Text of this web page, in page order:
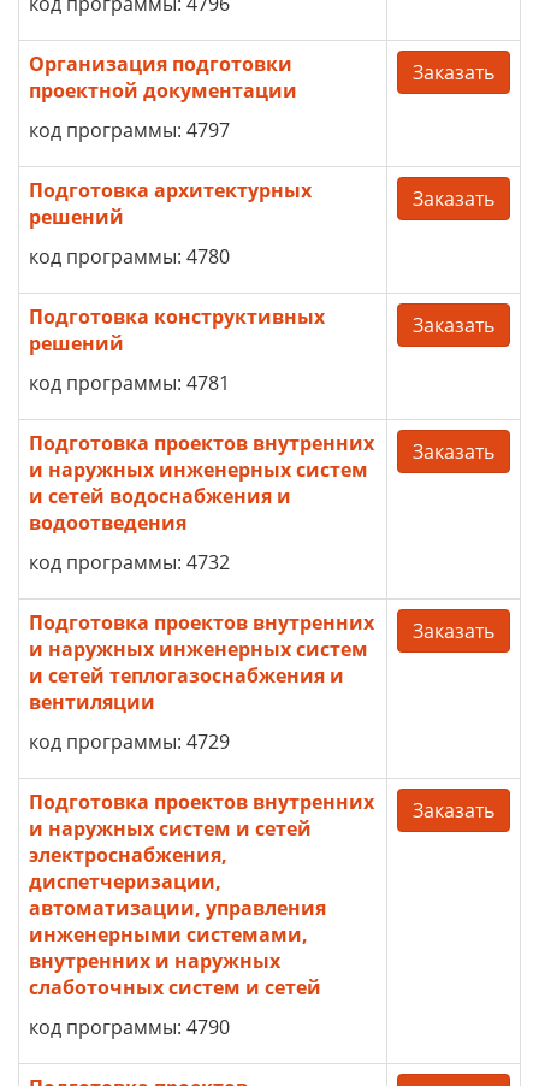
Организация подготовки
проектной документации
код программы: 4797
Заказать
Подготовка архитектурных
решений
код программы: 4780
Заказать
Подготовка конструктивных
решений
код программы: 4781
Заказать
Подготовка проектов внутренних
и наружных инженерных систем
и сетей водоснабжения и
водоотведения
код программы: 4732
Заказать
Подготовка проектов внутренних
и наружных инженерных систем
и сетей теплогазоснабжения и
вентиляции
код программы: 4729
Заказать
Подготовка проектов внутренних
и наружных систем и сетей
электроснабжения,
диспетчеризации,
автоматизации, управления
инженерными системами,
внутренних и наружных
слаботочных систем и сетей
код программы: 4790
Заказать